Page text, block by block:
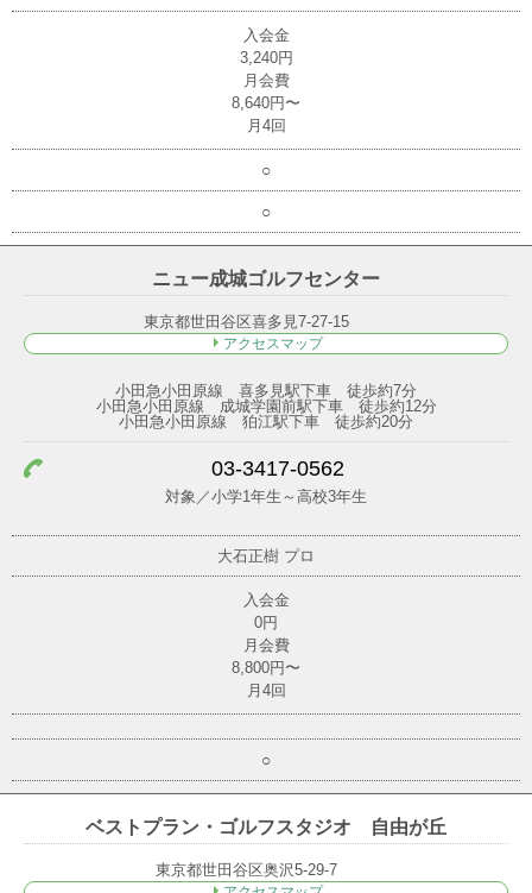
入会金
3,240円
月会費
8,640円〜
月4回
○
○
ニュー成城ゴルフセンター
東京都世田谷区喜多見7-27-15
アクセスマップ
小田急小田原線 喜多見駅下車 徒歩約7分
小田急小田原線 成城学園前駅下車 徒歩約12分
小田急小田原線 狛江駅下車 徒歩約20分
03-3417-0562
対象／小学1年生～高校3年生
大石正樹 プロ
入会金
0円
月会費
8,800円〜
月4回
○
ベストプラン・ゴルフスタジオ 自由が丘
東京都世田谷区奥沢5-29-7